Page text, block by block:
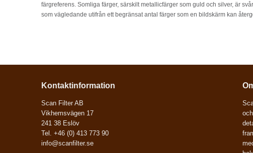
färgreferens. Somliga färger, särskilt metallicfärger som guld och silver, är
som vägledande utifrån ett begränsat antal färger som en bildskärm kan
Kontaktinformation
Scan Filter AB
Vikhemsvägen 17
241 38 Eslöv
Tel. +46 (0) 413 773 90
info@scanfilter.se